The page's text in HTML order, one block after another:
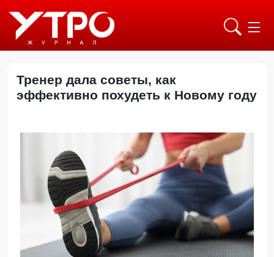
Тренер дала советы, как
эффективно похудеть к Новому году